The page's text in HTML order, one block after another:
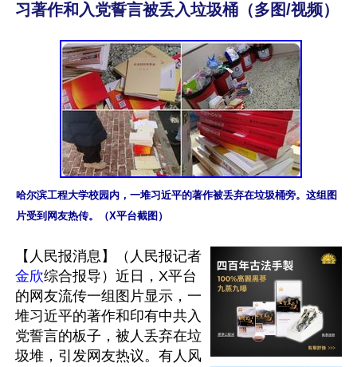
习著作和入党誓言被丢入垃圾桶（多图/视频）
哈尔滨工程大学校园内，一堆习近平的著作被丢弃在垃圾桶旁。这组图
片受到网友热传。（X平台截图）
【人民报消息】（人民报记者
金欣综合报导）近日，X平台
的网友流传一组图片显示，一
堆习近平的著作和印有中共入
党誓言的板子，被人丢弃在垃
圾堆，引发网友热议。有人风